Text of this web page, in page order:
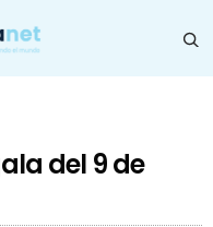
del 9 de